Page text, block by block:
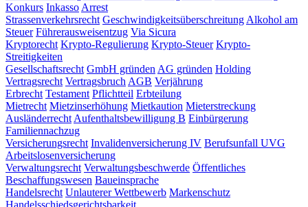
Konkurs Inkasso Arrest
Strassenverkehrsrecht Geschwindigkeitsüberschreitung Alkohol am
Steuer Führerausweisentzug Via Sicura
Kryptorecht Krypto-Regulierung Krypto-Steuer Krypto-
Streitigkeiten
Gesellschaftsrecht GmbH gründen AG gründen Holding
Vertragsrecht Vertragsbruch AGB Verjährung
Erbrecht Testament Pflichtteil Erbteilung
Mietrecht Mietzinserhöhung Mietkaution Mieterstreckung
Ausländerrecht Aufenthaltsbewilligung B Einbürgerung
Familiennachzug
Versicherungsrecht Invalidenversicherung IV Berufsunfall UVG
Arbeitslosenversicherung
Verwaltungsrecht Verwaltungsbeschwerde Öffentliches
Beschaffungswesen Baueinsprache
Handelsrecht Unlauterer Wettbewerb Markenschutz
Handelsschiedsgerichtsbarkeit